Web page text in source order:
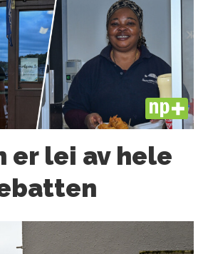
PLUS
er lei av hele